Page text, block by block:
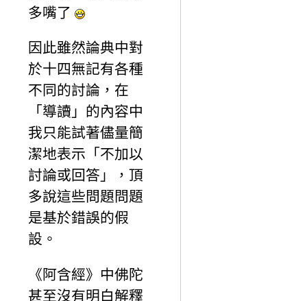
多嘴了
因此雖然論典中對
於十四無記有各種
不同的討論，在
「導讀」的內容中
我只能試著儘量簡
潔地表示「不加以
討論或回答」，頂
多說這些問題問題
是基於錯誤的假
設。
《阿含經》中佛陀
甚至沒有明白解釋